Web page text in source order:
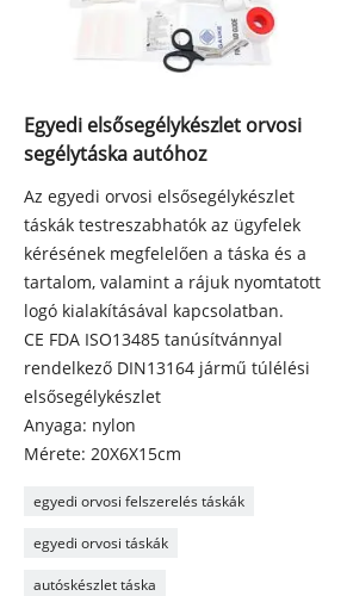
Egyedi elsősegélykészlet orvosi
segélytáska autóhoz
Az egyedi orvosi elsősegélykészlet
táskák testreszabhatók az ügyfelek
kérésének megfelelően a táska és a
tartalom, valamint a rájuk nyomtatott
logó kialakításával kapcsolatban.
CE FDA ISO13485 tanúsítvánnyal
rendelkező DIN13164 jármű túlélési
elsősegélykészlet
Anyaga: nylon
Mérete: 20X6X15cm
egyedi orvosi felszerelés táskák
egyedi orvosi táskák
autóskészlet táska